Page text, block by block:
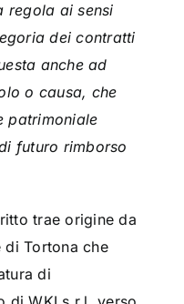
regola ai sensi
dei contratti
anche ad
o causa, che
patrimoniale
futuro rimborso
trae origine da
di Tortona che
di